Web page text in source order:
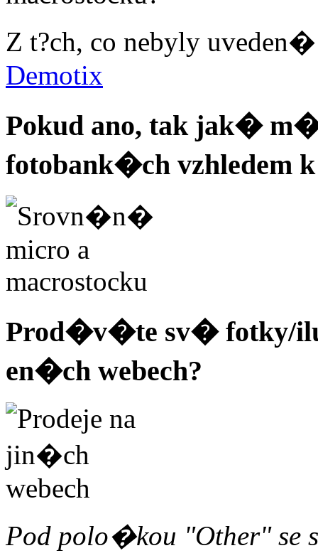
Z t?ch, co nebyly
Demotix
Pokud ano, tak jak�
fotobank�ch vzhledem
Prod�v�te sv� fotky/
en�ch webech?
Pod polo�kou "Other"